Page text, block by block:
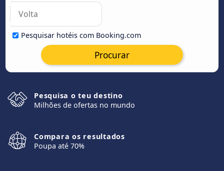
Pesquisar hotéis com Booking.com
Procurar
Pesquisa o teu destino
Milhões de ofertas no mundo
Compara os resultados
Poupa até 70%